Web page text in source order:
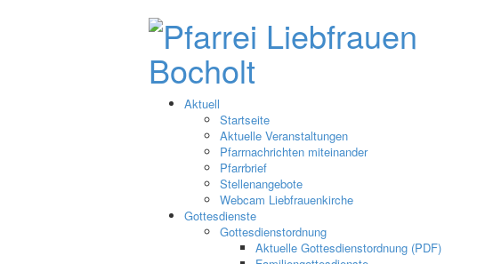
Aktuell
Startseite
Aktuelle Veranstaltungen
Pfarrnachrichten miteinander
Pfarrbrief
Stellenangebote
Webcam Liebfrauenkirche
Gottesdienste
Gottesdienstordnung
Aktuelle Gottesdienstordnung (PDF)